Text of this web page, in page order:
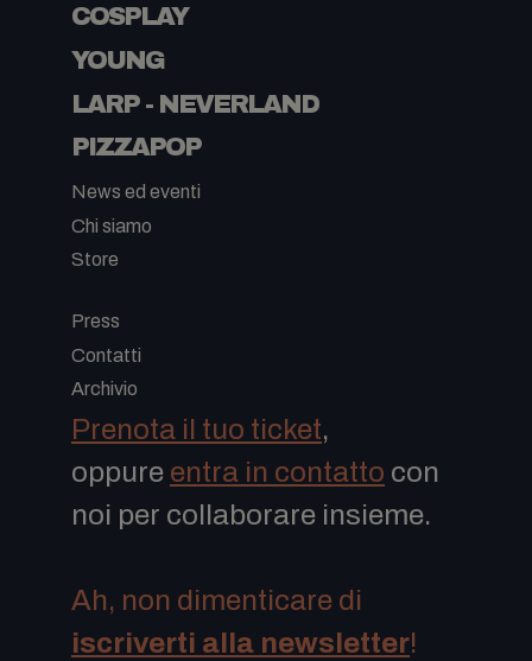
COSPLAY
YOUNG
LARP - NEVERLAND
PIZZAPOP
News ed eventi
Chi siamo
Store
Press
Contatti
Archivio
Prenota il tuo ticket,
oppure entra in contatto con
noi per collaborare insieme.
Ah, non dimenticare di
iscriverti alla newsletter!